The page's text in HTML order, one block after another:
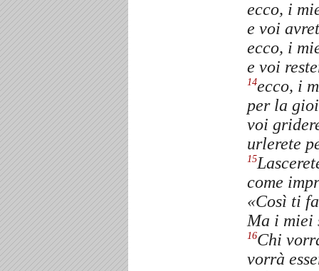
ecco, i
e voi
ecco, i
e voi
14ecco, i
per la
voi
urlerete
15
come
«Così ti
Ma i miei
16Chi
vorrà